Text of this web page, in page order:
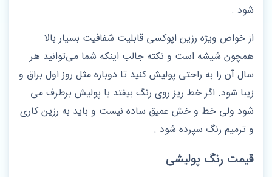
شود .
از خواص ویژه رزین اپوکسی قابلیت شفافیت بسیار بالا
همچون شیشه است و نکته جالب اینکه شما می‌توانید هر
سال آن را به راحتی پولیش کنید تا دوباره مثل روز اول براق و
زیبا شود. اگر خط ریز روی رنگ بیفتد با پولیش برطرف می
شود ولی خط و خش عمیق ساده نیست و باید به رزین کاری
و ترمیم رنگ سپرده شود .
قیمت رنگ پولیشی